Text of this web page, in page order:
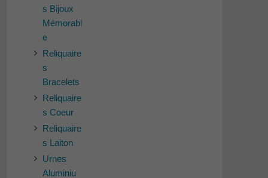
s Bijoux
Mémorabl
e
Reliquaire
s
Bracelets
Reliquaire
s Coeur
Reliquaire
s Laiton
Urnes
Aluminiu